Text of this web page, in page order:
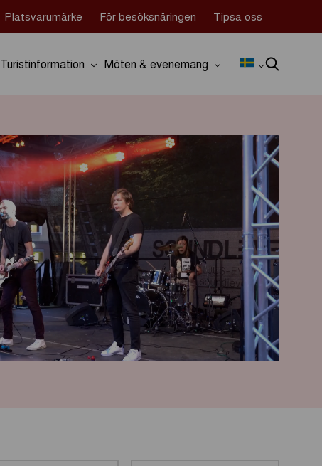
Platsvarumärke För besöksnäringen Tipsa oss
Turistinformation Möten & evenemang